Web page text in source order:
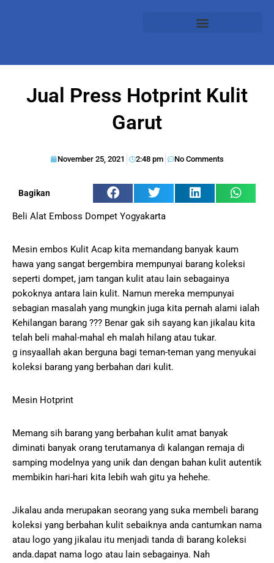
Jual Press Hotprint Kulit
Garut
November 25, 2021 2:48 pm No Comments
Bagikan
Beli Alat Emboss Dompet Yogyakarta
Mesin embos Kulit Acap kita memandang banyak kaum
hawa yang sangat bergembira mempunyai barang koleksi
seperti dompet, jam tangan kulit atau lain sebagainya
pokoknya antara lain kulit. Namun mereka mempunyai
sebagian masalah yang mungkin juga kita pernah alami ialah
Kehilangan barang ??? Benar gak sih sayang kan jikalau kita
telah beli mahal-mahal eh malah hilang atau tukar.
g insyaallah akan berguna bagi teman-teman yang menyukai
koleksi barang yang berbahan dari kulit.
Mesin Hotprint
Memang sih barang yang berbahan kulit amat banyak
diminati banyak orang terutamanya di kalangan remaja di
samping modelnya yang unik dan dengan bahan kulit autentik
membikin hari-hari kita lebih wah gitu ya hehehe.
Jikalau anda merupakan seorang yang suka membeli barang
koleksi yang berbahan kulit sebaiknya anda cantumkan nama
atau logo yang jikalau itu menjadi tanda di barang koleksi
anda.dapat nama logo atau lain sebagainya. Nah